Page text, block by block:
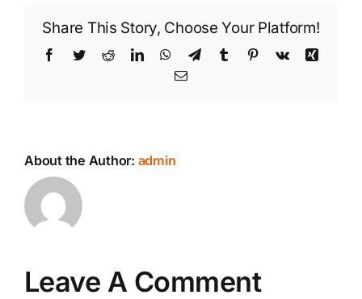
Share This Story, Choose Your Platform!
Facebook
TwitterRedditLinkedInWhatsApp
TelegramTumblr Pinterest
Vk
Xing
Email
About the Author: admin
Leave A Comment